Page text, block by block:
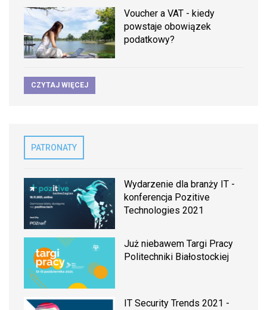
Voucher a VAT - kiedy
powstaje obowiązek
podatkowy?
CZYTAJ WIĘCEJ
PATRONATY
Wydarzenie dla branży IT -
konferencja Pozitive
Technologies 2021
Już niebawem Targi Pracy
Politechniki Białostockiej
IT Security Trends 2021 -